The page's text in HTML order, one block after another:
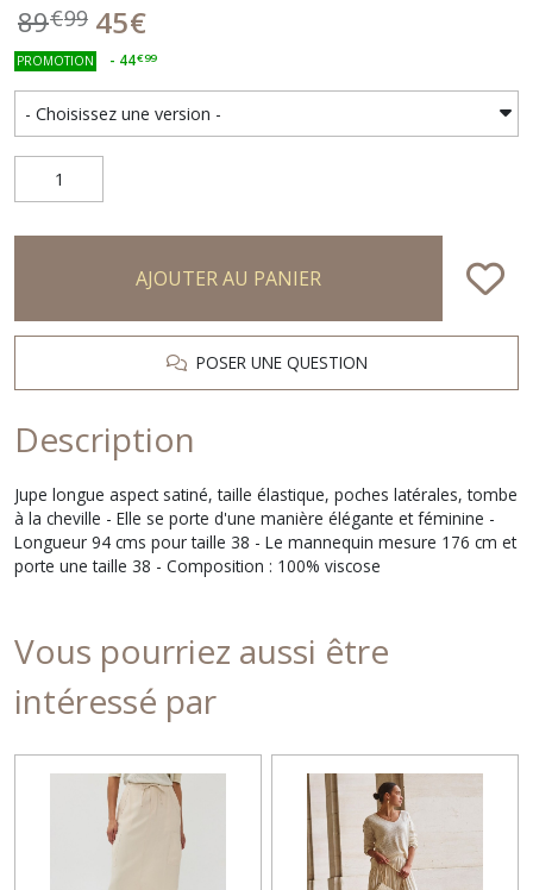
89€99 45€
PROMOTION - 44€99
AJOUTER AU PANIER
POSER UNE QUESTION
Description
Jupe longue aspect satiné, taille élastique, poches latérales, tombe
à la cheville - Elle se porte d'une manière élégante et féminine -
Longueur 94 cms pour taille 38 - Le mannequin mesure 176 cm et
porte une taille 38 - Composition : 100% viscose
Vous pourriez aussi être
intéressé par